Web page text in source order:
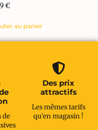
€
au panier
de
Des prix
attractifs
Les mêmes tarifs
qu'en magasin !